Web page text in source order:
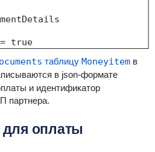
true
таблицу Moneyitemв
в json-формате
и идентификатор
партнера.
для оплаты